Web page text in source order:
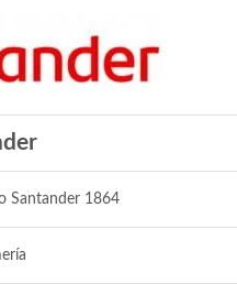
Santander 1864